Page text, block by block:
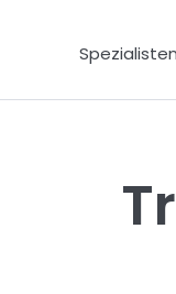
Spezialisten